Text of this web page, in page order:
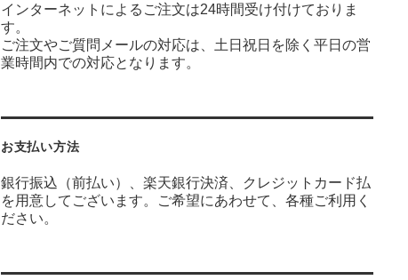
インターネットによるご注文は24時間受け付けておりま
す。
ご注文やご質問メールの対応は、土日祝日を除く平日の営
業時間内での対応となります。
お支払い方法
銀行振込（前払い）、楽天銀行決済、クレジットカード払
を用意してございます。ご希望にあわせて、各種ご利用く
ださい。